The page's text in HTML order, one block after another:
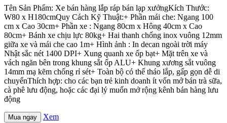
Tên Sản Phẩm: Xe bán hàng lắp ráp bán lạp xưởngKích Thước:
W80 x H180cmQuy Cách Kỹ Thuật:+ Phần mái che: Ngang 100
cm x Cao 30cm+ Phần xe : Ngang 80cm x Hông 40cm x Cao
80cm+ Bánh xe chịu lực 80kg+ Hai thanh chống inox vuông 12mm
giữa xe và mái che cao 1m+ Hình ảnh : In decan ngoài trời máy
Nhật sắc nét 1400 DPI+ Xung quanh xe ốp bạt+ Mặt trên xe và
vách ngăn bên trong khung sắt ốp ALU+ Khung xương sắt vuông
14mm mạ kẽm chống rỉ sét+ Toàn bộ có thể tháo lắp, gấp gọn dễ di
chuyểnThích hợp: cho các bạn trẻ kinh doanh ít vốn mở bán trà sữa,
cà phê lưu động, hoặc các đại lý muốn mở rộng kênh bán hàng lưu
động
Mua ngay Xem